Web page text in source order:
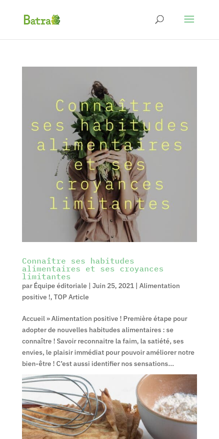
Connaître ses habitudes
alimentaires et ses croyances
limitantes
par Équipe éditoriale| Juin 25, 2021| Alimentation
positive !, TOP Article
Accueil » Alimentation positive ! Première étape pour
adopter de nouvelles habitudes alimentaires : se
connaître ! Savoir reconnaitre la faim, la satiété, ses
envies, le plaisir immédiat pour pouvoir améliorer notre
bien-être ! C’est aussi identifier nos sensations...